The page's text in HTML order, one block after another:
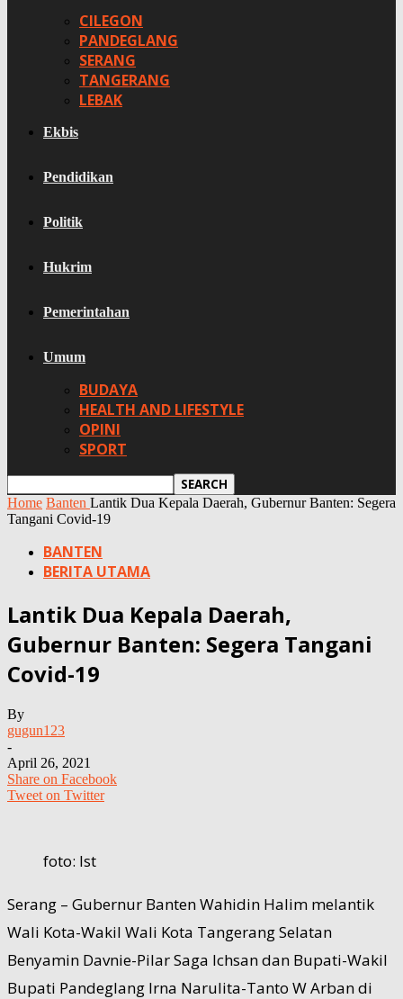
CILEGON
PANDEGLANG
SERANG
TANGERANG
LEBAK
Ekbis
Pendidikan
Politik
Hukrim
Pemerintahan
Umum
BUDAYA
HEALTH AND LIFESTYLE
OPINI
SPORT
Home Banten Lantik Dua Kepala Daerah, Gubernur Banten: Segera
Tangani Covid-19
BANTEN
BERITA UTAMA
Lantik Dua Kepala Daerah,
Gubernur Banten: Segera Tangani
Covid-19
By
gugun123
-
April 26, 2021
Share on Facebook
Tweet on Twitter
foto: Ist
Serang – Gubernur Banten Wahidin Halim melantik
Wali Kota-Wakil Wali Kota Tangerang Selatan
Benyamin Davnie-Pilar Saga Ichsan dan Bupati-Wakil
Bupati Pandeglang Irna Narulita-Tanto W Arban di